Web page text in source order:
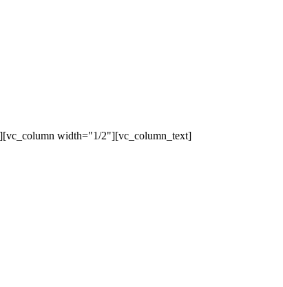
width="1/2"][vc_column_text]